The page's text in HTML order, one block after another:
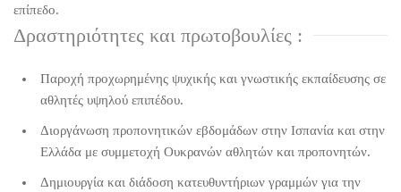
επίπεδο.
Δραστηριότητες και πρωτοβουλίες :
Παροχή προχωρημένης ψυχικής και γνωστικής εκπαίδευσης σε
αθλητές υψηλού επιπέδου.
Διοργάνωση προπονητικών εβδομάδων στην Ισπανία και στην
Ελλάδα με συμμετοχή Ουκρανών αθλητών και προπονητών.
Δημιουργία και διάδοση κατευθυντήριων γραμμών για την